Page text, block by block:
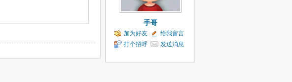
手哥
加为好友
给我留言
打个招呼
发送消息